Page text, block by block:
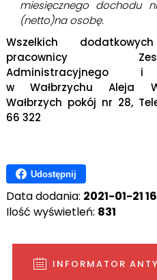
miesięcznego dochodu
(netto)na osobę.
Wszelkich
pracownicy
Administracyjnego
w Wałbrzychu Aleja
Wałbrzych pokój nr 28,
66 322
Udostępnij
Data dodania: 2021-01-21
Ilość wyświetleń: 831
INFORMATOR